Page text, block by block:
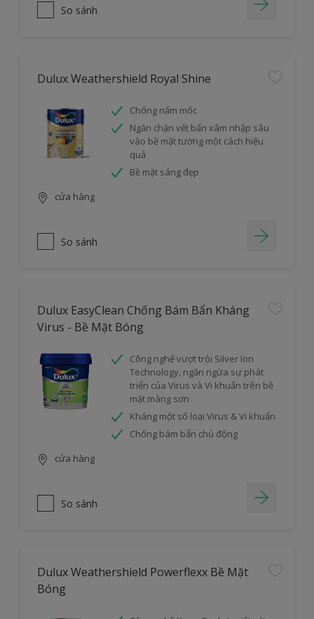
So sánh
Dulux Weathershield Royal Shine
Chống nấm mốc
Ngăn chặn vết bẩn xâm nhập sâu
vào bề mặt tường một cách hiệu
quả
Bề mặt sáng đẹp
cửa hàng
So sánh
Dulux EasyClean Chống Bám Bẩn Kháng
Virus - Bề Mặt Bóng
Công nghệ vượt trội Silver Ion
Technology, ngăn ngừa sự phát
triển của Virus và Vi khuẩn trên bề
mặt màng sơn
Kháng một số loại Virus & Vi khuẩn
Chống bám bẩn chủ động
cửa hàng
So sánh
Dulux Weathershield Powerflexx Bề Mặt
Bóng